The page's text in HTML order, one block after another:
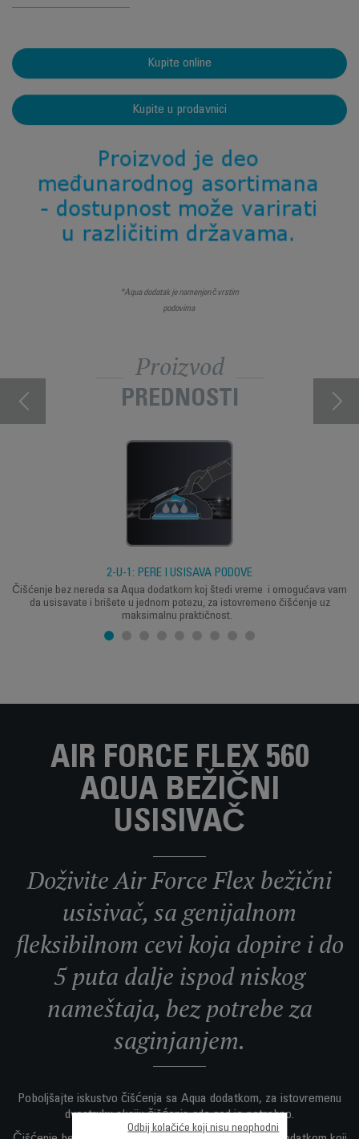
Kupite online
Kupite u prodavnici
*Aqua dodatak je namenjen čvrstim
podovima
Proizvod
PREDNOSTI
2-U-1: PERE I USISAVA PODOVE
Čišćenje bez nereda sa Aqua dodatkom koj štedi vreme i omogućava vam
da usisavate i brišete u jednom potezu, za istovremeno čišćenje uz
maksimalnu praktičnost.
AIR FORCE FLEX 560
AQUA BEŽIČNI
USISIVAČ
Doživite Air Force Flex bežični
usisivač, sa genijalnom
fleksibilnom cevi koja dopire i do
5 puta dalje ispod niskog
nameštaja, bez potrebe za
saginjanjem.
Poboljšajte iskustvo čišćenja sa Aqua dodatkom, za istovremenu
dvostruku akciju čišćenja gde god je potrebno.
Odbij kolačiće koji nisu neophodni